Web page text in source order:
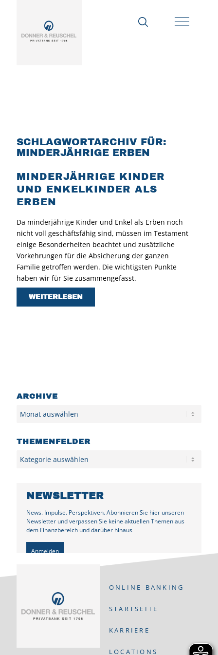
SCHLAGWORTARCHIV FÜR:
MINDERJÄHRIGE ERBEN
MINDERJÄHRIGE KINDER
UND ENKELKINDER ALS
ERBEN
Da minderjährige Kinder und Enkel als Erben noch
nicht voll geschäftsfähig sind, müssen im Testament
einige Besonderheiten beachtet und zusätzliche
Vorkehrungen für die Absicherung der ganzen
Familie getroffen werden. Die wichtigsten Punkte
haben wir für Sie zusammengefasst.
WEITERLESEN
ARCHIVE
THEMENFELDER
NEWSLETTER
News. Impulse. Perspektiven. Abonnieren Sie hier unseren
Newsletter und verpassen Sie keine aktuellen Themen aus
dem Finanzbereich und darüber hinaus
Anmelden
ONLINE-BANKING
STARTSEITE
KARRIERE
LOCATIONS